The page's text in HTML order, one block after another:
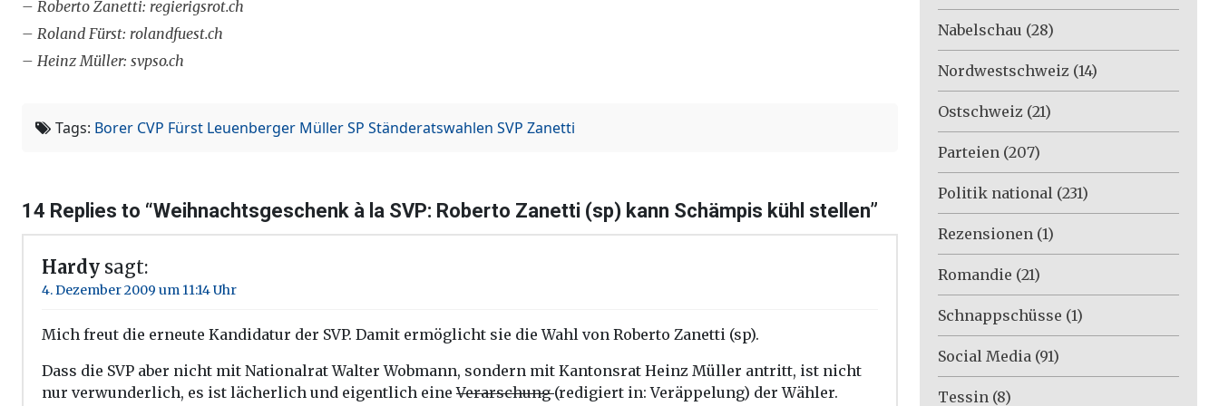
– Roberto Zanetti: regierigsrot.ch
– Roland Fürst: rolandfuest.ch
– Heinz Müller: svpso.ch
Tags: Borer CVP Fürst Leuenberger MüllerSP Ständeratswahlen SVP Zanetti
14 Replies to “Weihnachtsgeschenk à la SVP: Roberto Zanetti (sp) kann Schämpis kühl stellen”
Hardy sagt:
4. Dezember 2009 um 11:14 Uhr
Mich freut die erneute Kandidatur der SVP. Damit ermöglicht sie die Wahl von Roberto Zanetti (sp).
Dass die SVP aber nicht mit Nationalrat Walter Wobmann, sondern mit Kantonsrat Heinz Müller antritt, ist nicht
nur verwunderlich, es ist lächerlich und eigentlich eineVerarschung(redigiert in: Veräppelung) der Wähler.
Nabelschau (28)
Nordwestschweiz (14)
Ostschweiz (21)
Parteien (207)
Politik national (231)
Rezensionen (1)
Romandie (21)
Schnappschüsse (1)
Social Media (91)
Tessin (8)